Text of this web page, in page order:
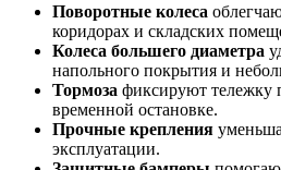
Поворотные колеса
коридорах и складских
Колеса большего диаметра
напольного покрытия и
Тормоза фиксируют тележку
временной остановке.
Прочные крепления
эксплуатации.